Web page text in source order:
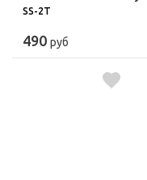
SS-2T
490 руб